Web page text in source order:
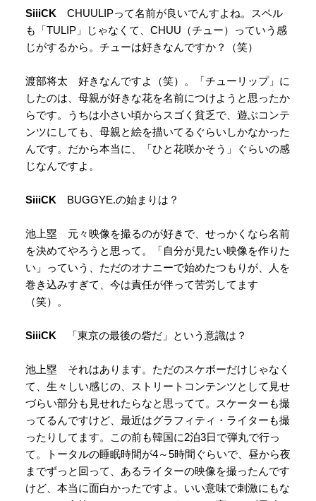
SiiiCK CHUULIPって名前が良いでんすよね。スペル
も「TULIP」じゃなくて、CHUU（チュー）っていう感
じがするから。チューは好きなんですか？（笑）
渡部将太 好きなんですよ（笑）。「チューリップ」に
したのは、母親が好きな花を名前につけようと思ったか
らです。うちは小さい頃からスゴく貧乏で、遊ぶコンテ
ンツにしても、母親と絵を描いてるぐらいしかなかった
んです。だから本当に、「ひと花咲かそう」ぐらいの感
じなんですよ。
SiiiCK BUGGYE.の始まりは？
池上塁 元々映像を撮るのが好きで、せっかくなら名前
を決めてやろうと思って。「自分が見たい映像を作りた
い」っていう、ただのオナニーで始めたつもりが、人を
巻き込みすぎて、今は責任が伴って苦労してます
（笑）。
SiiiCK 「東京の最後の砦だ」という意識は？
池上塁 それはあります。ただのスケボーだけじゃなく
て、生々しい感じの、ストリートコンテンツとして見せ
づらい部分も見せれたらなと思ってて。スケーターも撮
ってるんですけど、最近はグラフィティ・ライターも撮
ったりしてます。この前も韓国に2泊3日で弾丸で行っ
て。トータルの睡眠時間が4～5時間ぐらいで、昼から夜
までずっと回って、あるライターの映像を撮ったんです
けど、本当に面白かったですよ。いい意味で刺激にもな